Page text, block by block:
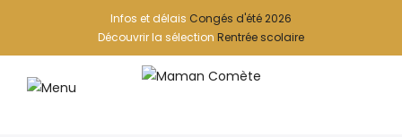
Infos et délais Congés d'été 2026
Découvrir la sélection Rentrée scolaire